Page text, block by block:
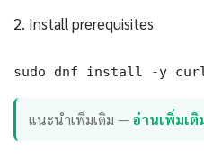
2. Install prerequisites
sudo dnf install -y
แนะนำเพิ่มเติม —อ่านเพิ่มเติ